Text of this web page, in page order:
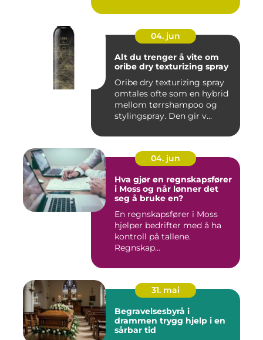
04. jun
Alt du trenger å vite om
oribe dry texturizing spray
Oribe dry texturizing spray
omtales ofte som en hybrid
mellom tørrshampoo og
stylingspray. Den gir v...
04. jun
Hva gjør en regnskapsfører
i Moss og når lønner det
seg å bruke en?
En regnskapsfører i Moss
hjelper bedrifter med å ha
kontroll på tallene.
Regnskap...
31. mai
Begravelsesbyrå i
drammen trygg hjelp i en
sårbar tid